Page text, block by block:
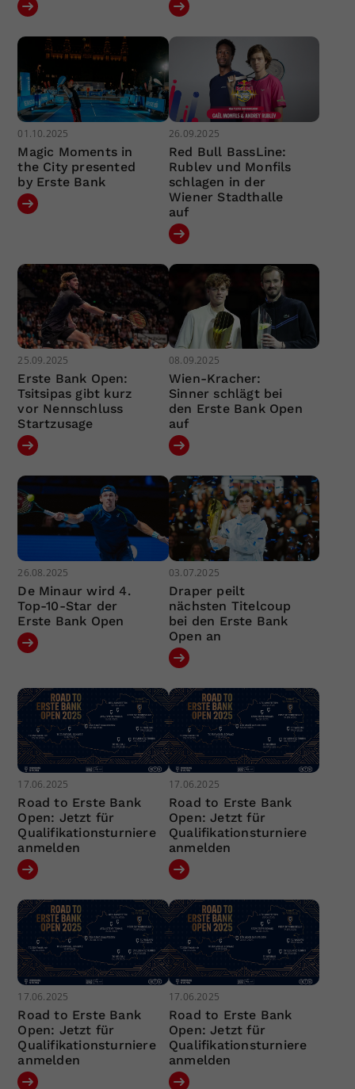
01.10.2025
Magic Moments in
the City presented
by Erste Bank
26.09.2025
Red Bull BassLine:
Rublev und Monfils
schlagen in der
Wiener Stadthalle
auf
25.09.2025
Erste Bank Open:
Tsitsipas gibt kurz
vor Nennschluss
Startzusage
08.09.2025
Wien-Kracher:
Sinner schlägt bei
den Erste Bank Open
auf
26.08.2025
De Minaur wird 4.
Top-10-Star der
Erste Bank Open
03.07.2025
Draper peilt
nächsten Titelcoup
bei den Erste Bank
Open an
17.06.2025
Road to Erste Bank
Open: Jetzt für
Qualifikationsturniere
anmelden
17.06.2025
Road to Erste Bank
Open: Jetzt für
Qualifikationsturniere
anmelden
17.06.2025
Road to Erste Bank
Open: Jetzt für
Qualifikationsturniere
anmelden
17.06.2025
Road to Erste Bank
Open: Jetzt für
Qualifikationsturniere
anmelden